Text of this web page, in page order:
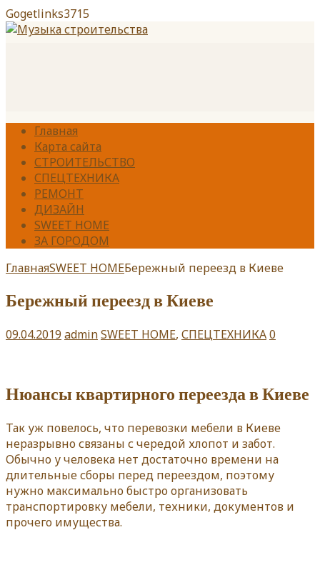
Gogetlinks3715
Главная
Карта сайта
СТРОИТЕЛЬСТВО
СПЕЦТЕХНИКА
РЕМОНТ
ДИЗАЙН
SWEET HOME
ЗА ГОРОДОМ
ГлавнаяSWEET HOMEБережный переезд в Киеве
Бережный переезд в Киеве
09.04.2019 adminSWEET HOME, СПЕЦТЕХНИКА0
Нюансы квартирного переезда в Киеве
Так уж повелось, что перевозки мебели в Киеве
неразрывно связаны с чередой хлопот и забот.
Обычно у человека нет достаточно времени на
длительные сборы перед переездом, поэтому
нужно максимально быстро организовать
транспортировку мебели, техники, документов и
прочего имущества.